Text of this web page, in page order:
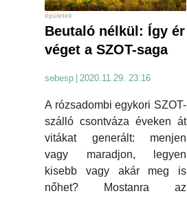
épületek
Beutaló nélkül: Így ér
véget a SZOT-saga
sebesp | 2020.11.29. 23:16
A rózsadombi egykori SZOT-
szálló csontváza éveken át
vitákat generált: menjen
vagy maradjon, legyen
kisebb vagy akár meg is
nőhet? Mostanra az